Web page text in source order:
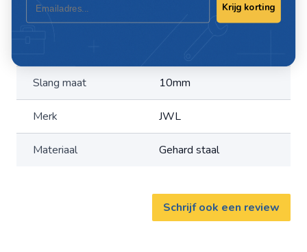
Artikelnummer
Slang maat 10mm
Merk JWL
Materiaal Gehard staal
Schrijf ook een review
Krijg korting